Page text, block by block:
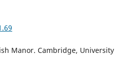
Manor. Cambridge, University